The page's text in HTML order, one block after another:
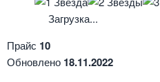
Загрузка...
Прайс 10
Обновлено 18.11.2022